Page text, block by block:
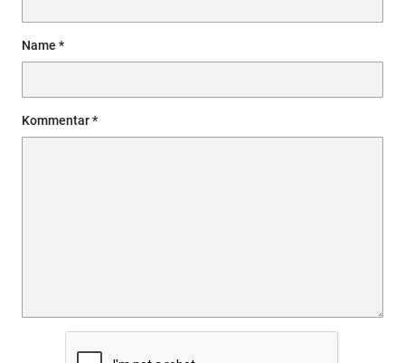
Name
Kommentar